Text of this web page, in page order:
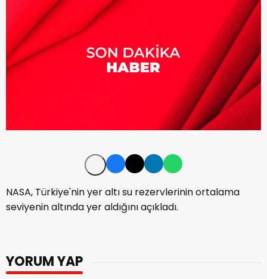
NASA, Türkiye'nin yer altı su rezervlerinin ortalama
seviyenin altında yer aldığını açıkladı.
YORUM YAP